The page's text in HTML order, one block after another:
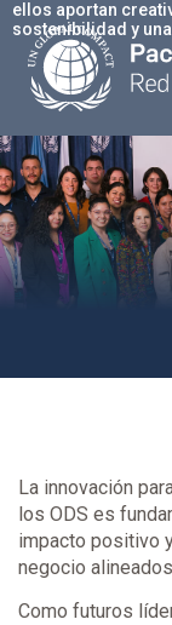
ellos aportan
sostenibilidad y
La innovación
los ODS es
impacto positivo
negocio
Como futuros